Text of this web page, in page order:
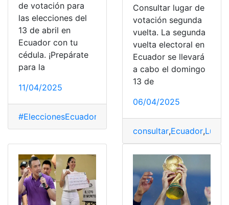
de votación para
las elecciones del
13 de abril en
Ecuador con tu
cédula. ¡Prepárate
para la
11/04/2025
#EleccionesEcuador2025 abril,CNE,Elecciones,
Consultar lugar de
votación segunda
vuelta. La segunda
vuelta electoral en
Ecuador se llevará
a cabo el domingo
13 de
06/04/2025
consultar,Ecuador,Lugar